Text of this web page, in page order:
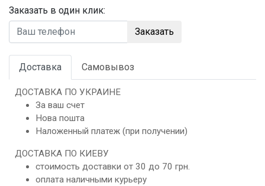
Заказать в один клик:
Заказать
Доставка Самовывоз
ДОСТАВКА ПО УКРАИНЕ
За ваш счет
Нова пошта
Наложенный платеж (при получении)
ДОСТАВКА ПО КИЕВУ
стоимость доставки от 30 до 70 грн.
оплата наличными курьеру